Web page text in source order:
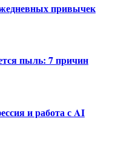
привычек
пыль: 7 причин
и работа с AI